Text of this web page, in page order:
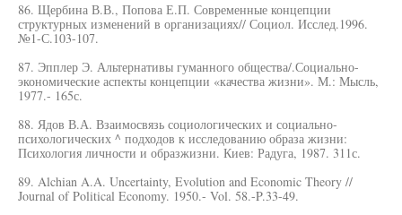
86. Щербина В.В., Попова Е.П. Современные концепции
структурных изменений в организациях// Социол. Исслед.1996.
№1-С.103-107.
87. Эпплер Э. Альтернативы гуманного общества/.Социально-
экономические аспекты концепции «качества жизни». М.: Мысль,
1977.- 165с.
88. Ядов В.А. Взаимосвязь социологических и социально-
психологических ^ подходов к исследованию образа жизни:
Психология личности и образжизни. Киев: Радуга, 1987. 311с.
89. Alchian A.A. Uncertainty, Evolution and Economic Theory //
Journal of Political Economy. 1950.- Vol. 58.-P.33-49.